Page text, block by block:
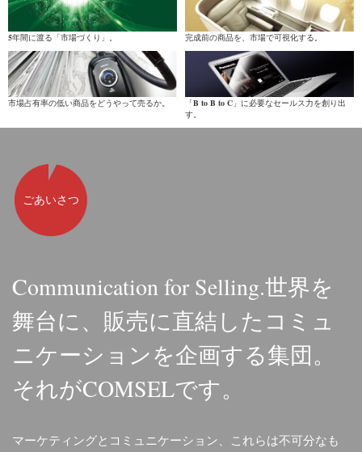
5年間に渡る「市場づくり」。
市場占有率の低い商品をどうやって売るか。
完成前の商品を、市場で可視化する。
「B to B to C」に必要なセールス力を創り出
す。
ごあいさつ
Communication for Selling.世界を
舞台に、販売に直結したコミュ
ニケーションを企画する集団。
それがCOMSELです。
マーケティングとコミュニケーション、これらは不可分なも